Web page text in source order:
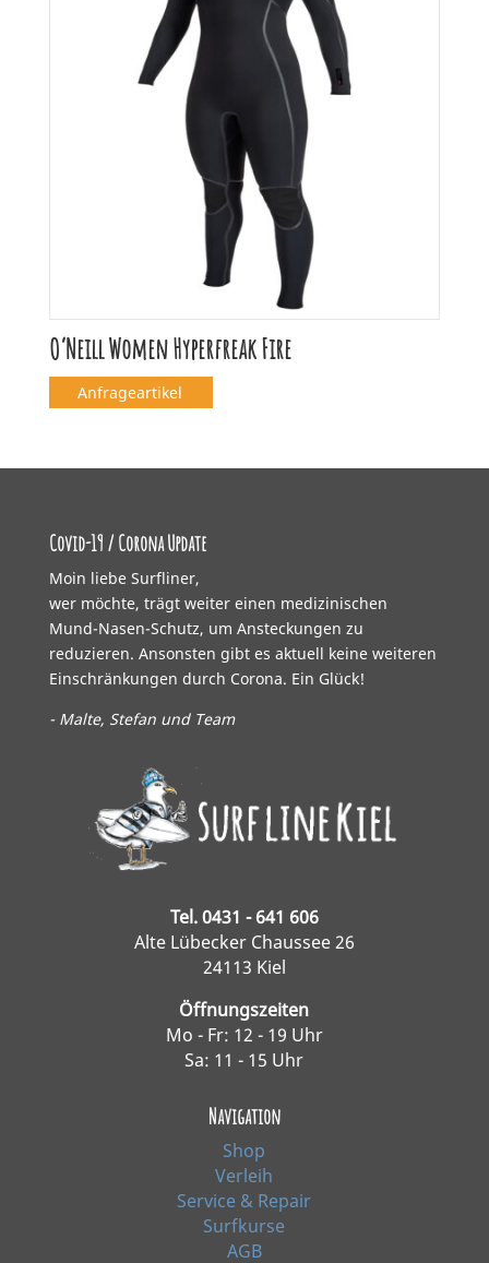
O’Neill Women Hyperfreak Fire
Anfrageartikel
Covid-19 / Corona Update
Moin liebe Surfliner,
wer möchte, trägt weiter einen medizinischen
Mund-Nasen-Schutz, um Ansteckungen zu
reduzieren. Ansonsten gibt es aktuell keine weiteren
Einschränkungen durch Corona. Ein Glück!
- Malte, Stefan und Team
Tel. 0431 - 641 606
Alte Lübecker Chaussee 26
24113 Kiel
Öffnungszeiten
Mo - Fr: 12 - 19 Uhr
Sa: 11 - 15 Uhr
Navigation
Shop
Verleih
Service & Repair
Surfkurse
AGB